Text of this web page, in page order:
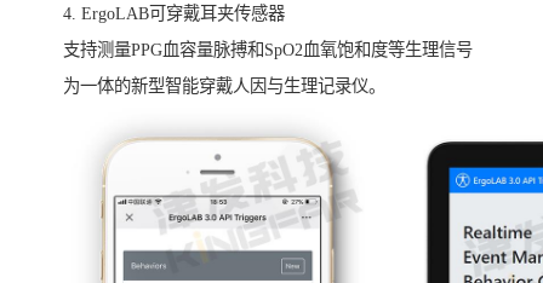
4. ErgoLAB可穿戴耳夹传感器
支持测量PPG血容量脉搏和SpO2血氧饱和度等生理信号
为一体的新型智能穿戴人因与生理记录仪。